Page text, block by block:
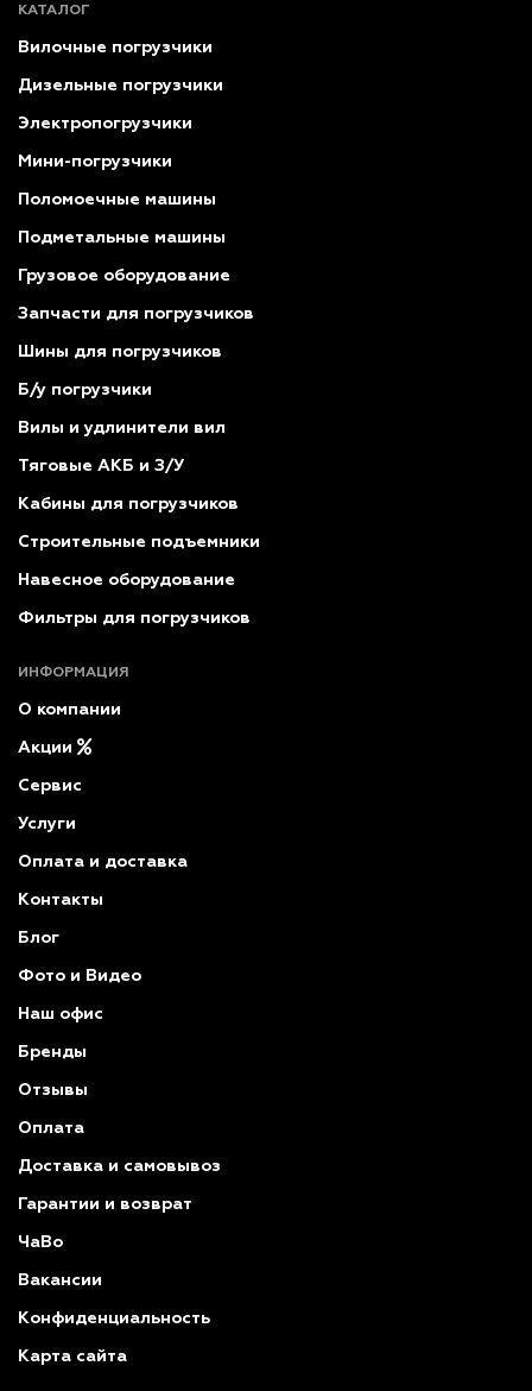
КАТАЛОГ
Вилочные погрузчики
Дизельные погрузчики
Электропогрузчики
Мини-погрузчики
Поломоечные машины
Подметальные машины
Грузовое оборудование
Запчасти для погрузчиков
Шины для погрузчиков
Б/у погрузчики
Вилы и удлинители вил
Тяговые АКБ и З/У
Кабины для погрузчиков
Строительные подъемники
Навесное оборудование
Фильтры для погрузчиков
ИНФОРМАЦИЯ
О компании
Акции
Сервис
Услуги
Оплата и доставка
Контакты
Блог
Фото и Видео
Наш офис
Бренды
Отзывы
Оплата
Доставка и самовывоз
Гарантии и возврат
ЧаВо
Вакансии
Конфиденциальность
Карта сайта